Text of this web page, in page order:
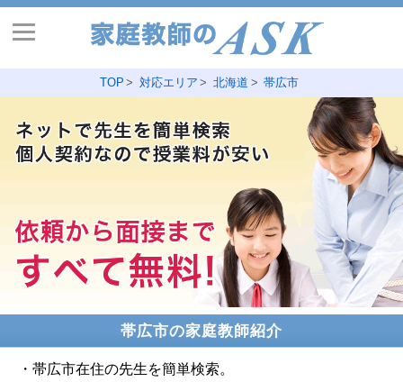
TOP 対応エリア 北海道 帯広市
帯広市の家庭教師紹介
・帯広市在住の先生を簡単検索。